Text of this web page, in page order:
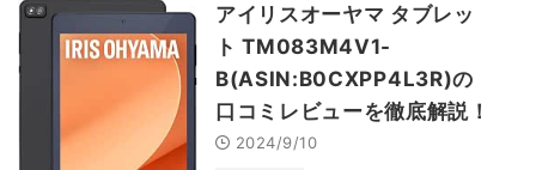
アイリスオーヤマ タブレッ
ト TM083M4V1-
B(ASIN:B0CXPP4L3R)の
口コミレビューを徹底解説！
2024/9/10